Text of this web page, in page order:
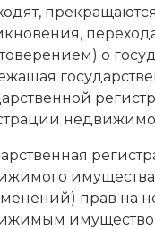
о
прав на